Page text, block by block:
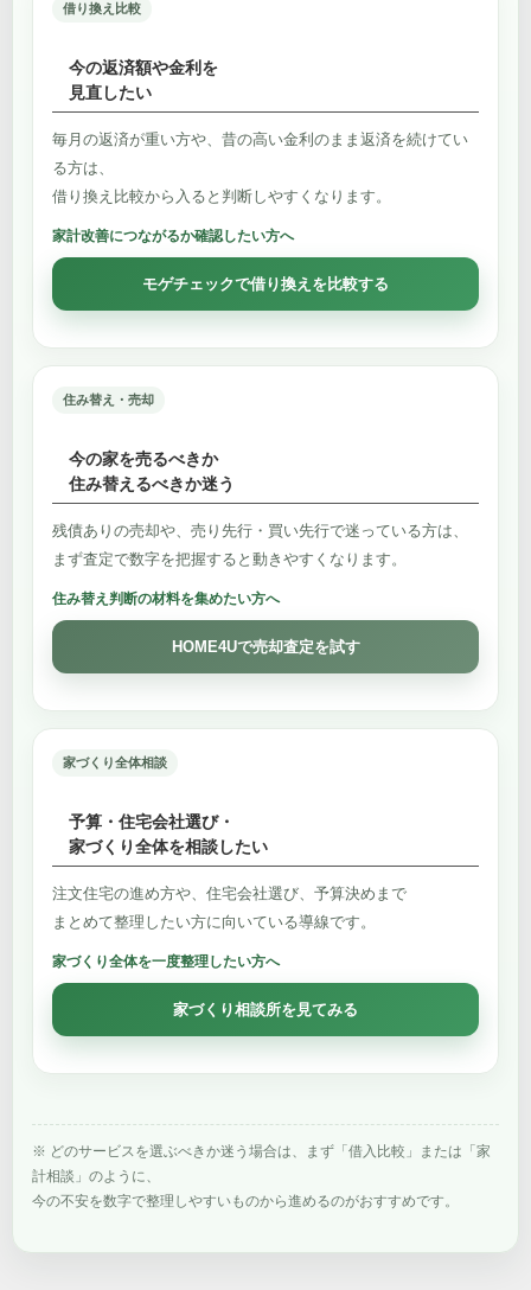
借り換え比較
今の返済額や金利を
見直したい
毎月の返済が重い方や、昔の高い金利のまま返済を続けてい
る方は、
借り換え比較から入ると判断しやすくなります。
家計改善につながるか確認したい方へ
モゲチェックで借り換えを比較する
住み替え・売却
今の家を売るべきか
住み替えるべきか迷う
残債ありの売却や、売り先行・買い先行で迷っている方は、
まず査定で数字を把握すると動きやすくなります。
住み替え判断の材料を集めたい方へ
HOME4Uで売却査定を試す
家づくり全体相談
予算・住宅会社選び・
家づくり全体を相談したい
注文住宅の進め方や、住宅会社選び、予算決めまで
まとめて整理したい方に向いている導線です。
家づくり全体を一度整理したい方へ
家づくり相談所を見てみる
※ どのサービスを選ぶべきか迷う場合は、まず「借入比較」または「家
計相談」のように、
今の不安を数字で整理しやすいものから進めるのがおすすめです。